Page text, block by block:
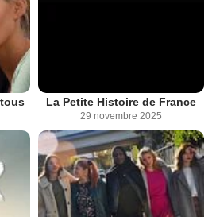
La Petite Histoire de France
29 novembre 2025